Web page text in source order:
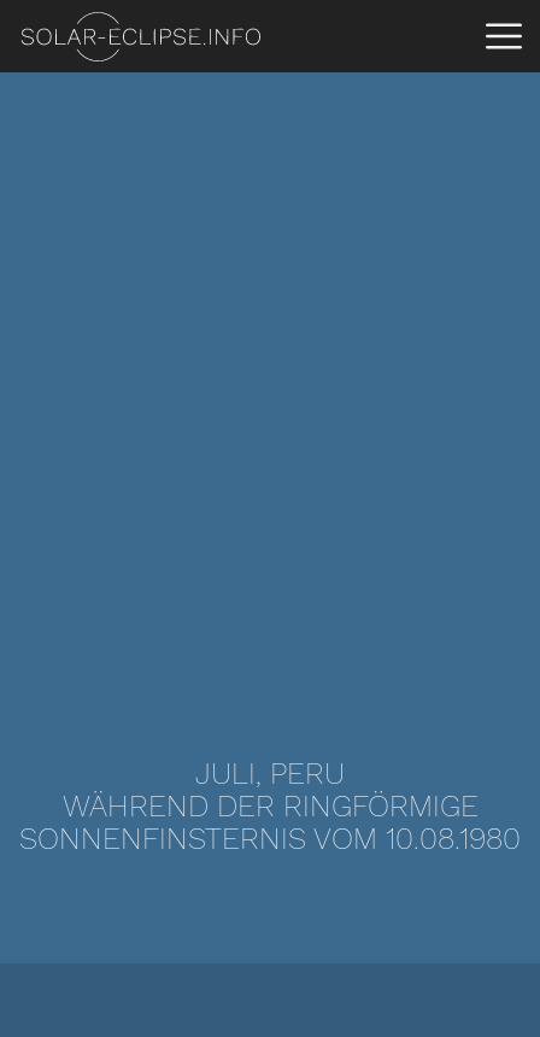
JULI, PERU
WÄHREND DER RINGFÖRMIGE
SONNENFINSTERNIS VOM 10.08.1980